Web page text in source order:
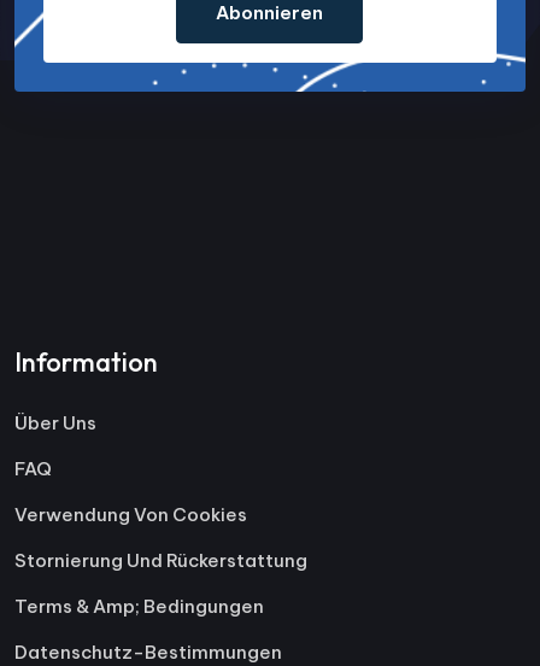
Abonnieren
Information
Über Uns
FAQ
Verwendung Von Cookies
Stornierung Und Rückerstattung
Terms & Amp; Bedingungen
Datenschutz-Bestimmungen